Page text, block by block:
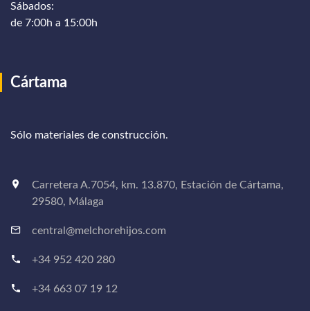
Sábados:
de 7:00h a 15:00h
Cártama
Sólo materiales de construcción.
Carretera A.7054, km. 13.870, Estación de Cártama,
29580, Málaga
central@melchorehijos.com
+34 952 420 280
+34 663 07 19 12